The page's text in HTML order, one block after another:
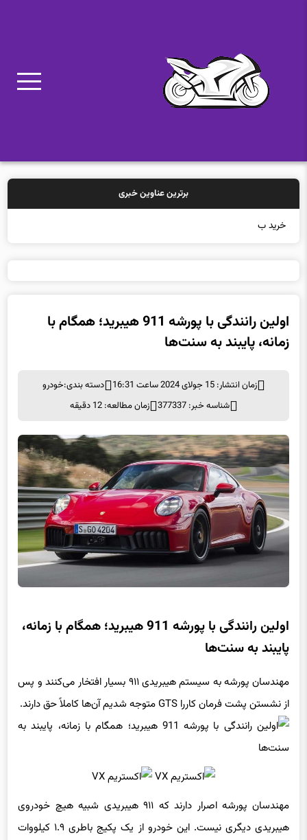
برترین عناوین خبری
خرید بیمه: سنتی یا
اولین رانندگی با پورشه 911 هیبرید؛ همگام با
زمانه، پایبند به سنت‌ها
زمان انتشار: 15 جولای 2024 ساعت 16:31 دسته بندی:خودرو
شناسه خبر: 377337
زمان مطالعه: 12 دقیقه
اولین رانندگی با پورشه 911 هیبرید؛ همگام با زمانه،
پایبند به سنت‌ها
مهندسان پورشه به سیستم هیبریدی ۹۱۱ بسیار افتخار می‌کنند و پس
از نشستن پشت فرمان کاررا GTS متوجه شدیم آن‌ها کاملاً حق دارند.
مهندسان پورشه اصرار دارند که ۹۱۱ هیبریدی شبیه هیچ خودروی
هیبریدی دیگری نیست. این خودرو از یک پکیج باطری ۱.۹ کیلووات